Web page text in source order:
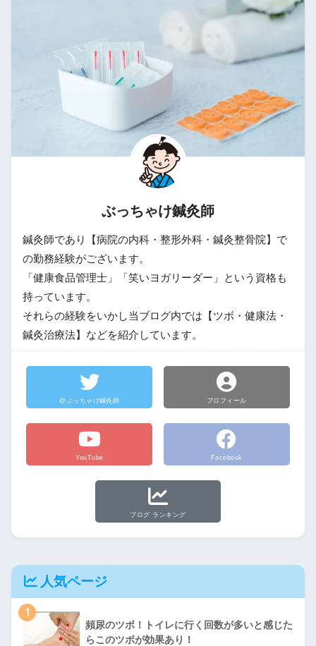
ぶっちゃけ鍼灸師
鍼灸師であり【病院の内科・整形外科・鍼灸整骨院】で
の勤務経験がございます。
「健康食品管理士」「笑いヨガリーダー」という資格も
持っています。
それらの経験をいかし当ブログ内では【ツボ・健康法・
鍼灸治療法】などを紹介しています。
@ぶっちゃけ鍼灸師 プロフィール
YouTube Facebook
ブログ ランキング
人気ページ
1
頻尿のツボ！トイレに行く回数が多いと感じた
らこのツボが効果あり！